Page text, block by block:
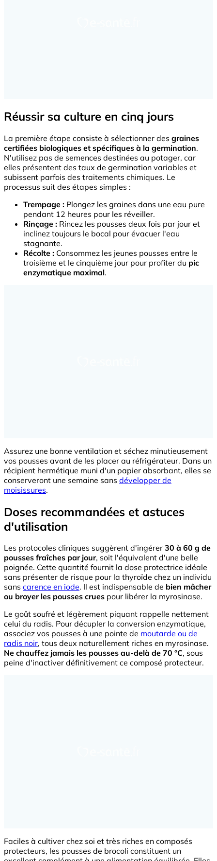
Réussir sa culture en cinq jours
La première étape consiste à sélectionner des graines
certifiées biologiques et spécifiques à la germination.
N'utilisez pas de semences destinées au potager, car
elles présentent des taux de germination variables et
subissent parfois des traitements chimiques. Le
processus suit des étapes simples :
Trempage : Plongez les graines dans une eau pure
pendant 12 heures pour les réveiller.
Rinçage : Rincez les pousses deux fois par jour et
inclinez toujours le bocal pour évacuer l'eau
stagnante.
Récolte : Consommez les jeunes pousses entre le
troisième et le cinquième jour pour profiter du pic
enzymatique maximal.
Assurez une bonne ventilation et séchez minutieusement
vos pousses avant de les placer au réfrigérateur. Dans un
récipient hermétique muni d'un papier absorbant, elles se
conserveront une semaine sans développer de
moisissures.
Doses recommandées et astuces
d'utilisation
Les protocoles cliniques suggèrent d'ingérer 30 à 60 g de
pousses fraîches par jour, soit l'équivalent d'une belle
poignée. Cette quantité fournit la dose protectrice idéale
sans présenter de risque pour la thyroïde chez un individu
sans carence en iode. Il est indispensable de bien mâcher
ou broyer les pousses crues pour libérer la myrosinase.
Le goût soufré et légèrement piquant rappelle nettement
celui du radis. Pour décupler la conversion enzymatique,
associez vos pousses à une pointe de moutarde ou de
radis noir, tous deux naturellement riches en myrosinase.
Ne chauffez jamais les pousses au-delà de 70 °C, sous
peine d'inactiver définitivement ce composé protecteur.
Faciles à cultiver chez soi et très riches en composés
protecteurs, les pousses de brocoli constituent un